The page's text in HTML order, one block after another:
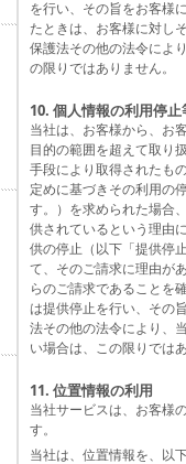
を行い、その旨をお客様
たときは、お客様に対し
保護法その他の法令によ
の限りではありません。
10. 個人情報の利用停止
当社は、お客様から、お
目的の範囲を超えて取り
手段により取得されたも
定めに基づきその利用の
す。）を求められた場合
供されているという理由
供の停止（以下「提供停
て、そのご請求に理由が
らのご請求であることを
は提供停止を行い、その
法その他の法令により、
い場合は、この限りでは
11. 位置情報の利用
当社サービスは、お客様
す。
当社は、位置情報を、以